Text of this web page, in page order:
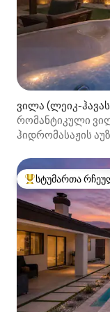
ვილა (ლეიკ-
რომანტიკული
ჰიდრომასაჟით +
ჰიდრომასაჟის
სტუმართა რჩეული
სტუმართა